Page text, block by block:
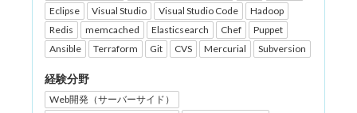
Eclipse
Visual Studio Visual Studio Code
Hadoop
Redis
memcached Elasticsearch Chef
Puppet
Ansible
Terraform Git CVS Mercurial Subversion
経験分野
Web開発（サーバーサイド）